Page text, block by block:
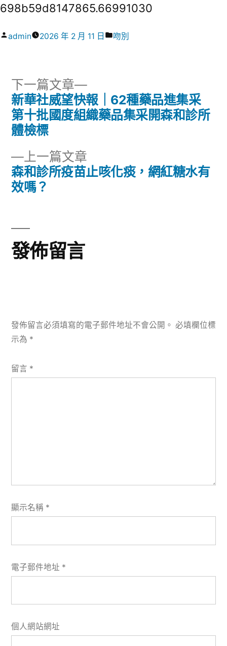
698b59d8147865.66991030
作
admin 2026 年 2 月 11 日
分
吻別
文
章
導
覽
上一篇文章
一
森和診所疫苗止咳化痰，網紅糖水有
效嗎？
下一篇文章
下
一
篇
新華社威望快報｜62種藥品進集采
第十批國度組織藥品集采開森和診所
體檢標
發佈留言
發佈留言必須填寫的電子郵件地址不會公開。 必填欄位標
示為 *
留言 *
顯示名稱 *
電子郵件地址 *
個人網站網址